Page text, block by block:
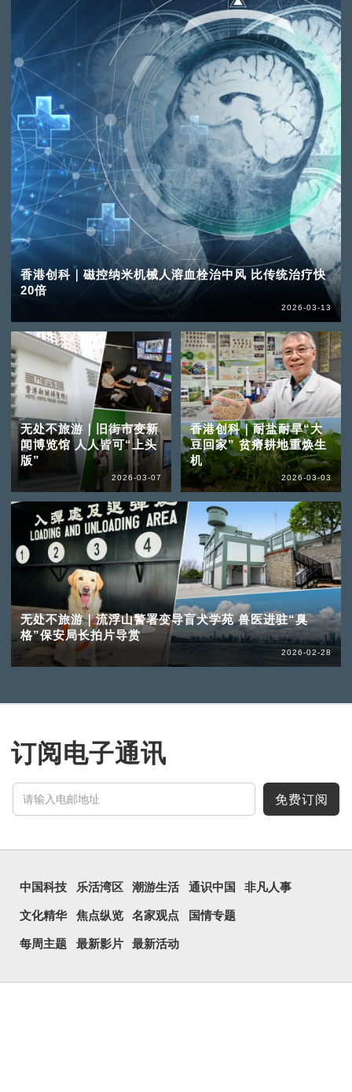
香港创科｜磁控纳米机械人溶血栓治中风 比传统治疗快
20倍
2026-03-13
无处不旅游｜旧街市变新
闻博览馆 人人皆可“上头
版”
2026-03-07
香港创科｜耐盐耐旱“大
豆回家” 贫瘠耕地重焕生
机
2026-03-03
无处不旅游｜流浮山警署变导盲犬学苑 兽医进驻“臭
格”保安局长拍片导赏
2026-02-28
订阅电子通讯
免费订阅
中国科技 乐活湾区 潮游生活 通识中国 非凡人事
文化精华 焦点纵览 名家观点 国情专题
每周主题 最新影片 最新活动